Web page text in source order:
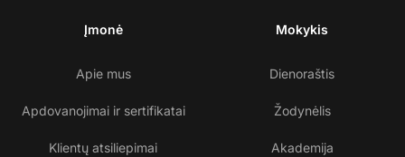
Įmonė
Apie mus
Apdovanojimai ir sertifikatai
Klientų atsiliepimai
Mokykis
Dienoraštis
Žodynėlis
Akademija